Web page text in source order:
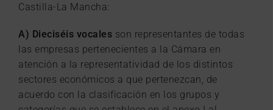
Castilla-La Mancha:
A) Dieciséis vocales son representantes de todas
las empresas pertenecientes a la Cámara en
atención a la representatividad de los distintos
sectores económicos a que pertenezcan, de
acuerdo con la clasificación en los grupos y